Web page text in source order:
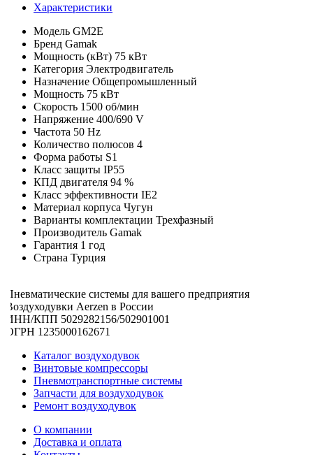
Характеристики
Модель GM2E
Бренд Gamak
Мощность (кВт) 75 кВт
Категория Электродвигатель
Назначение Общепромышленный
Мощность 75 кВт
Скорость 1500 об/мин
Напряжение 400/690 V
Частота 50 Hz
Количество полюсов 4
Форма работы S1
Класс защиты IP55
КПД двигателя 94 %
Класс эффективности IE2
Материал корпуса Чугун
Варианты комплектации Трехфазный
Производитель Gamak
Гарантия 1 год
Страна Турция
системы для вашего предприятия
Aerzen в России
КПП 5029282156/502901001
1235000162671
Каталог воздуходувок
Винтовые компрессоры
Пневмотранспортные системы
Запчасти для воздуходувок
Ремонт воздуходувок
О компании
Доставка и оплата